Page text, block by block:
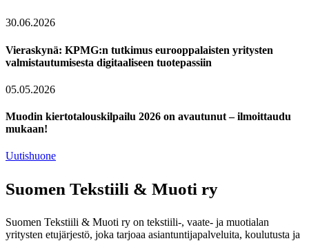
30.06.2026
Vieraskynä: KPMG:n tutkimus eurooppalaisten yritysten
valmistautumisesta digitaaliseen tuotepassiin
05.05.2026
Muodin kiertotalouskilpailu 2026 on avautunut – ilmoittaudu
mukaan!
Uutishuone
Suomen Tekstiili & Muoti ry
Suomen Tekstiili & Muoti ry on tekstiili-, vaate- ja muotialan
yritysten etujärjestö, joka tarjoaa asiantuntijapalveluita, koulutusta ja